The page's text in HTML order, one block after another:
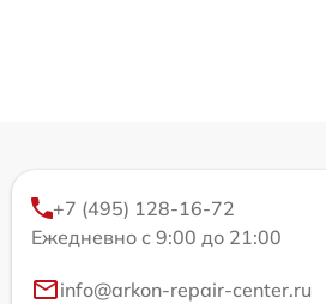
+7 (495) 128-16-72
Ежедневно с 9:00 до 21:00
info@arkon-repair-center.ru